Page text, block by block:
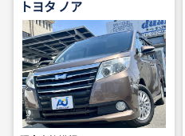
トヨタ ノア